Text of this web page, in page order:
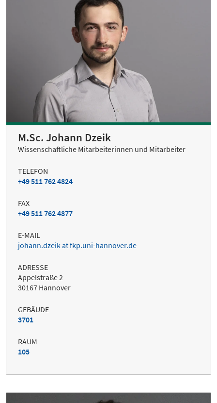
M.Sc. Johann Dzeik
Wissenschaftliche Mitarbeiterinnen und Mitarbeiter
TELEFON
+49 511 762 4824
FAX
+49 511 762 4877
E-MAIL
johann.dzeik at fkp.uni-hannover.de
ADRESSE
Appelstraße 2
30167 Hannover
GEBÄUDE
3701
RAUM
105